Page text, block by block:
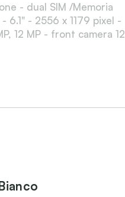
- dual SIM /Memoria
6.1" - 2556 x 1179 pixel -
12 MP - front camera 12